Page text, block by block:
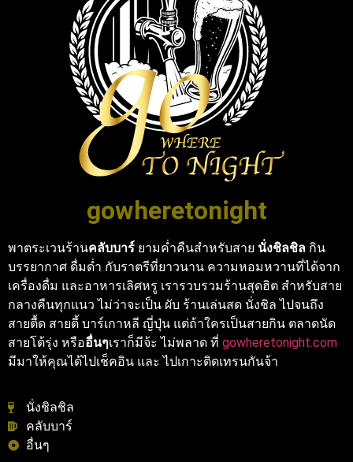
gowheretonight
พาตระเวนร้านคลับบาร์ ยามค่ำคืนสำหรับสาย นั่งชิลชิล กิน
บรรยากาศ ดื่มด่ำ กับราตรีที่ยาวนาน ความหอมหวานที่ได้จาก
เครื่องดื่ม และอาหารเลิศหรู เรารวบรวมร้านสุดฮิต สำหรับสาย
กลางคืนทุกแนว ไม่ว่าจะเป็น ผับ ร้านเล่นสด นั่งชิล ไปจนถึง
สายตื้ด สายตี้ บาร์เกาหลี ญี่ปุ่น แต่ถ้าใครเป็นสายกิน ตลาดนัด
สายโต้รุ่ง หรืออื่นๆเราก็มีจ้ะ ไม่พลาด ที่ gowheretonight.com
มีมาให้คุณได้ไปเช็คอิน และ ไปเกาะติดเทรนกันจ้า
นั่งชิลชิล
คลับบาร์
อื่นๆ